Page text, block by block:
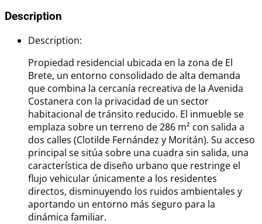
Description
Description:
Propiedad residencial ubicada en la zona de El
Brete, un entorno consolidado de alta demanda
que combina la cercanía recreativa de la Avenida
Costanera con la privacidad de un sector
habitacional de tránsito reducido. El inmueble se
emplaza sobre un terreno de 286 m² con salida a
dos calles (Clotilde Fernández y Moritán). Su acceso
principal se sitúa sobre una cuadra sin salida, una
característica de diseño urbano que restringe el
flujo vehicular únicamente a los residentes
directos, disminuyendo los ruidos ambientales y
aportando un entorno más seguro para la
dinámica familiar.